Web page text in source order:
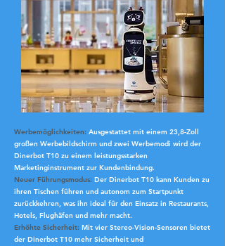
Werbemöglichkeiten: Ausgestattet mit einem 23,8-Zoll
großen Werbebildschirm und zwei Werbemodi wird der
Dinerbot T10 zu einem leistungsstarken
Marketinginstrument zur Kundenbindung.
Neuer Führungsmodus: Der Dinerbot T10 kann Kunden zu
ihren Tischen führen und autonom zum Startpunkt
zurückkehren, was ihn ideal für den Einsatz in Restaurants,
Hotels, Flughäfen und mehr macht.
Erhöhte Sicherheit: Mit vier Stereo-Vision-Sensoren bietet
der Dinerbot T10 mehr Sicherheit und